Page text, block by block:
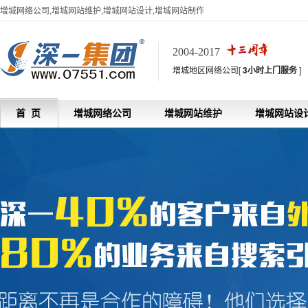
增城网络公司,增城网站维护,增城网站设计,增城网站制作
2004-2017
增城地区网络公司[3小时上门服务]
首 页 增城网络公司 增城网站维护 增城网站设